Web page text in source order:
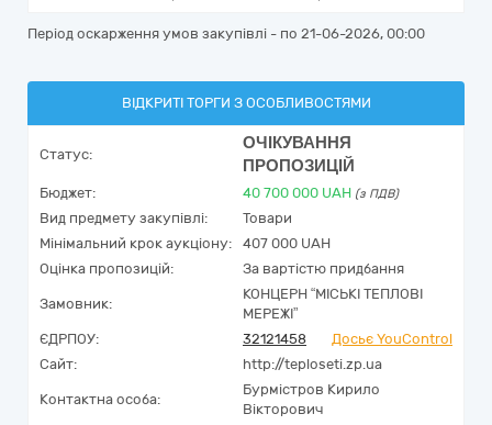
Період оскарження умов закупівлі - по 21-06-2026, 00:00
ВІДКРИТІ ТОРГИ З ОСОБЛИВОСТЯМИ
Статус:
ОЧІКУВАННЯ
ПРОПОЗИЦІЙ
Бюджет: 40 700 000 UAH (з ПДВ)
Вид предмету закупівлі:
Товари
Мінімальний крок аукціону:
407 000 UAH
Оцінка пропозицій:
За вартістю придбання
Замовник:
КОНЦЕРН “МІСЬКІ ТЕПЛОВІ
МЕРЕЖІ”
ЄДРПОУ:
32121458
Досьє YouControl
Сайт:
http://teploseti.zp.ua
Контактна особа:
Бурмістров Кирило
Вікторович